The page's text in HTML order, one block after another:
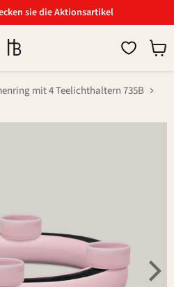
sie die Aktionsartikel
mit 4 Teelichthaltern 735B